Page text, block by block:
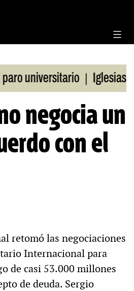
universitario | Iglesias y
negocia un
con el
retomó las negociaciones
Internacional para
de casi 53.000 millones
de deuda. Sergio